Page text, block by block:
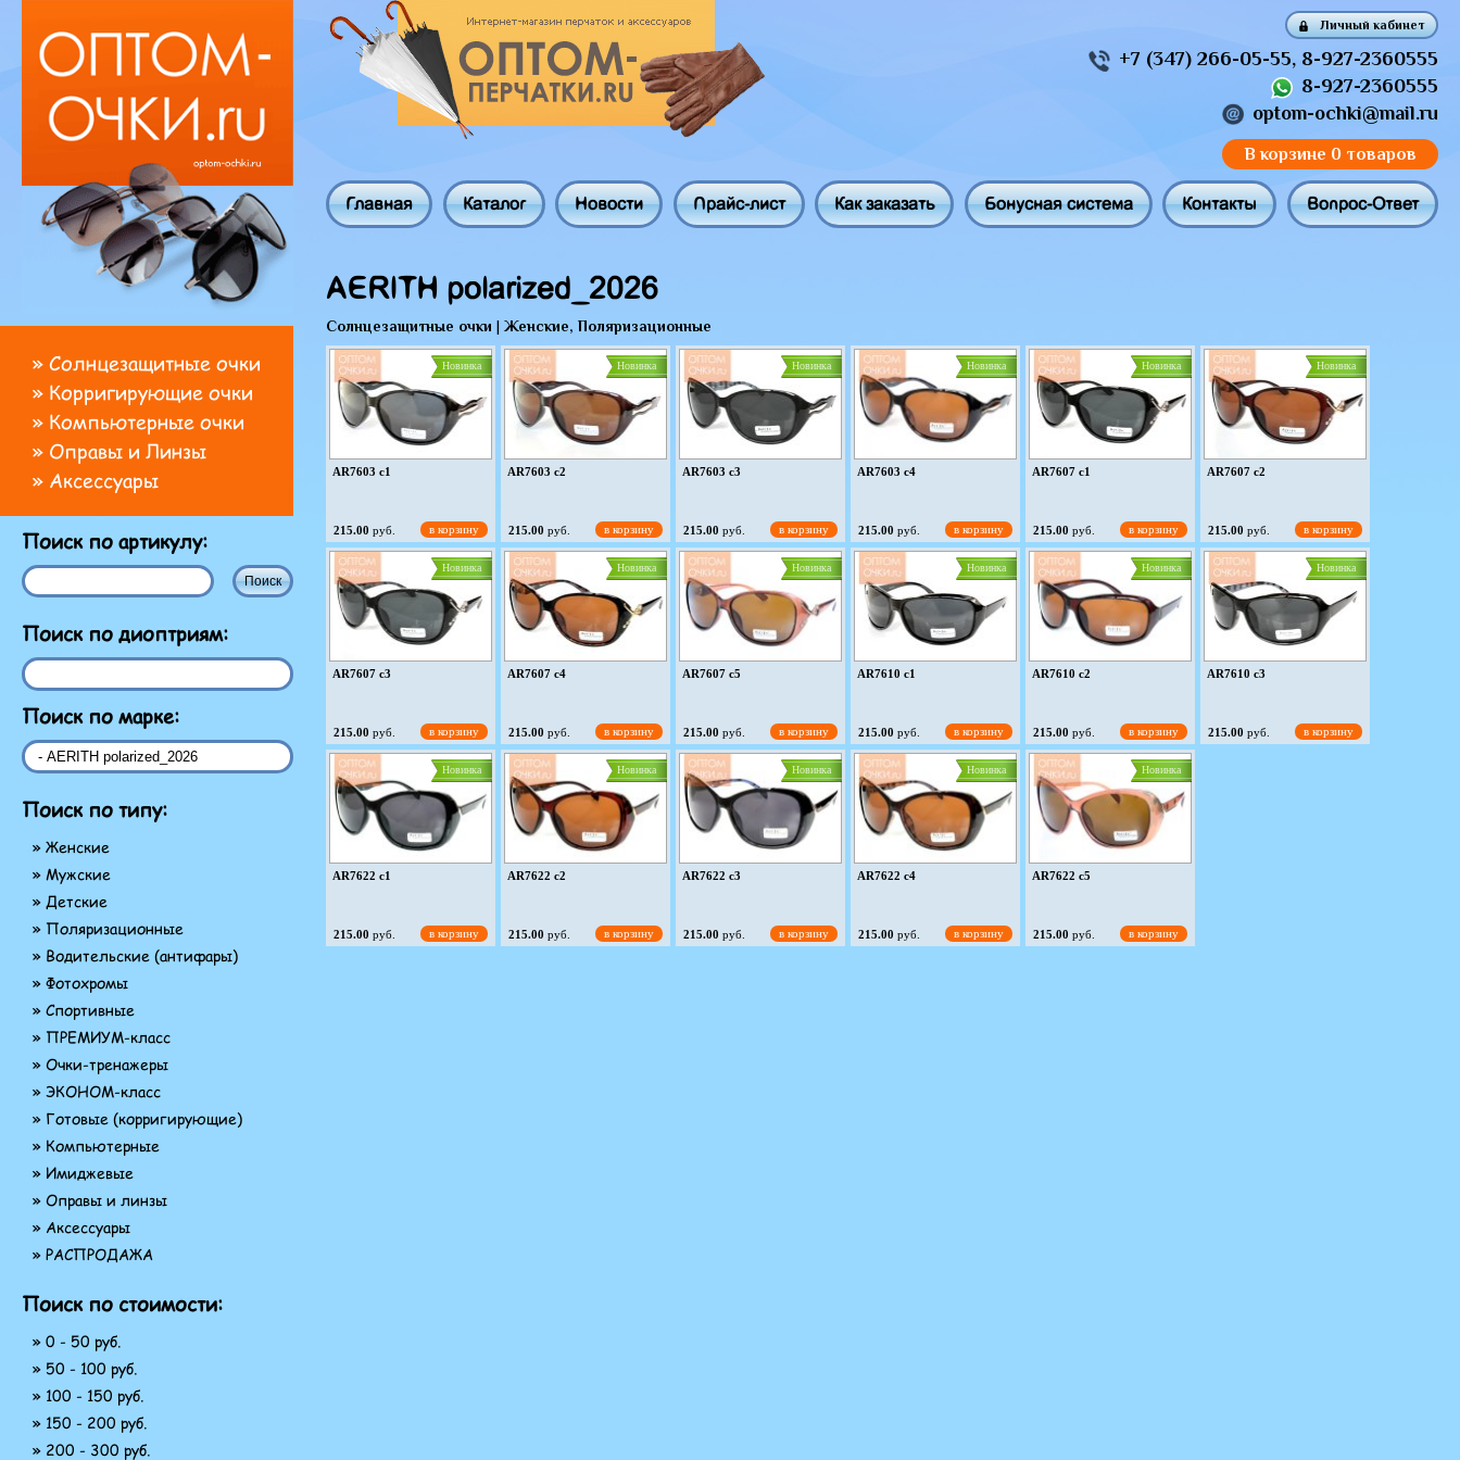
» Солнцезащитные очки
» Корригирующие очки
» Компьютерные очки
» Оправы и Линзы
» Аксессуары
Поиск по артикулу:
Поиск по диоптриям:
Поиск по марке:
Поиск по типу:
» Женские
» Мужские
» Детские
» Поляризационные
» Водительские (антифары)
» Фотохромы
» Спортивные
» ПРЕМИУМ-класс
» Очки-тренажеры
» ЭКОНОМ-класс
» Готовые (корригирующие)
» Компьютерные
» Имиджевые
» Оправы и линзы
» Аксессуары
» РАСПРОДАЖА
Поиск по стоимости:
» 0 - 50 руб.
» 50 - 100 руб.
» 100 - 150 руб.
» 150 - 200 руб.
» 200 - 300 руб.
AERITH polarized_2026
Солнцезащитные очки | Женские, Поляризационные
AR7603 c1
Новинка
215.00 руб. в корзину
AR7603 c2
Новинка
215.00 руб. в корзину
AR7603 c3
Новинка
215.00 руб. в корзину
AR7603 c4
Новинка
215.00 руб. в корзину
AR7607 c1
Новинка
215.00 руб. в корзину
AR7607 c2
Новинка
215.00 руб. в корзину
AR7607 c3
Новинка
215.00 руб. в корзину
AR7607 c4
Новинка
215.00 руб. в корзину
AR7607 c5
Новинка
215.00 руб. в корзину
AR7610 c1
Новинка
215.00 руб. в корзину
AR7610 c2
Новинка
215.00 руб. в корзину
AR7610 c3
Новинка
215.00 руб. в корзину
AR7622 c1
Новинка
215.00 руб. в корзину
AR7622 c2
Новинка
215.00 руб. в корзину
AR7622 c3
Новинка
215.00 руб. в корзину
AR7622 c4
Новинка
215.00 руб. в корзину
AR7622 c5
Новинка
215.00 руб. в корзину
Личный кабинет
+7 (347) 266-05-55, 8-927-2360555
8-927-2360555
optom-ochki@mail.ru
В корзине 0 товаров
Главная Каталог Новости Прайс-лист Как заказать Бонусная система Контакты Вопрос-Ответ